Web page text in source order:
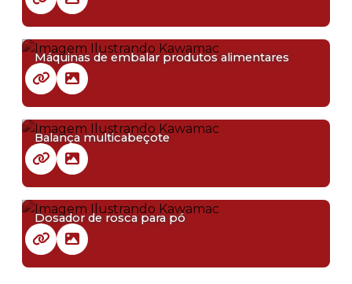
Máquinas de embalar produtos alimentares
Balança multicabeçote
Dosador de rosca para pó